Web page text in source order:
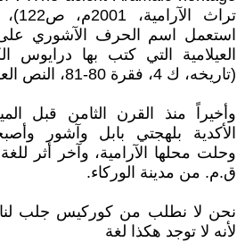
تراث
استعمل اسم الحرف الآشوري على
العيلامية التي كتب بها درايوس
(تاريخه، ك 4، فقرة 80-81، النص العربي، ص294.
وأخيراً منذ القرن الثامن قبل
الأكدية بلهجتي بابل وآشور
ق.م. من مدينة الوركاء.
نحن لا نطلب من كوركيس جلب لنا
لأنه لا توجد هكذا لغة